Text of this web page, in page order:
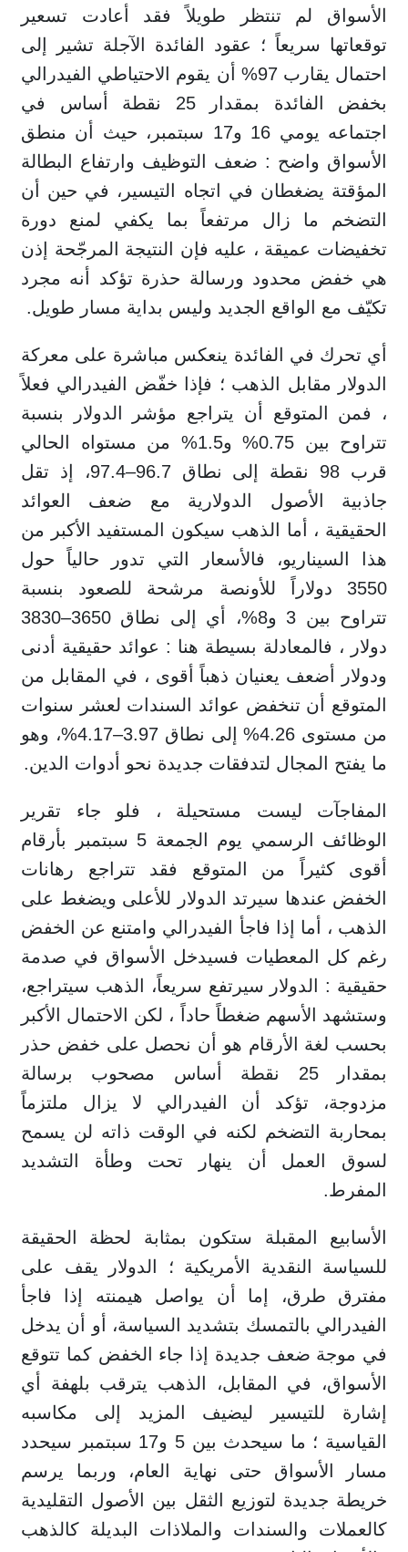
الأسواق لم تنتظر طويلاً فقد أعادت تسعير
توقعاتها سريعاً ؛ عقود الفائدة الآجلة تشير إلى
احتمال يقارب 97% أن يقوم الاحتياطي الفيدرالي
بخفض الفائدة بمقدار 25 نقطة أساس في
اجتماعه يومي 16 و17 سبتمبر، حيث أن منطق
الأسواق واضح : ضعف التوظيف وارتفاع البطالة
المؤقتة يضغطان في اتجاه التيسير، في حين أن
التضخم ما زال مرتفعاً بما يكفي لمنع دورة
تخفيضات عميقة ، عليه فإن النتيجة المرجّحة إذن
هي خفض محدود ورسالة حذرة تؤكد أنه مجرد
تكيّف مع الواقع الجديد وليس بداية مسار طويل.
أي تحرك في الفائدة ينعكس مباشرة على معركة
الدولار مقابل الذهب ؛ فإذا خفّض الفيدرالي فعلاً
، فمن المتوقع أن يتراجع مؤشر الدولار بنسبة
تتراوح بين 0.75% و1.5% من مستواه الحالي
قرب 98 نقطة إلى نطاق 96.7–97.4، إذ تقل
جاذبية الأصول الدولارية مع ضعف العوائد
الحقيقية ، أما الذهب سيكون المستفيد الأكبر من
هذا السيناريو، فالأسعار التي تدور حالياً حول
3550 دولاراً للأونصة مرشحة للصعود بنسبة
تتراوح بين 3 و8%، أي إلى نطاق 3650–3830
دولار ، فالمعادلة بسيطة هنا : عوائد حقيقية أدنى
ودولار أضعف يعنيان ذهباً أقوى ، في المقابل من
المتوقع أن تنخفض عوائد السندات لعشر سنوات
من مستوى 4.26% إلى نطاق 3.97–4.17%، وهو
ما يفتح المجال لتدفقات جديدة نحو أدوات الدين.
المفاجآت ليست مستحيلة ، فلو جاء تقرير
الوظائف الرسمي يوم الجمعة 5 سبتمبر بأرقام
أقوى كثيراً من المتوقع فقد تتراجع رهانات
الخفض عندها سيرتد الدولار للأعلى ويضغط على
الذهب ، أما إذا فاجأ الفيدرالي وامتنع عن الخفض
رغم كل المعطيات فسيدخل الأسواق في صدمة
حقيقية : الدولار سيرتفع سريعاً، الذهب سيتراجع،
وستشهد الأسهم ضغطاً حاداً ، لكن الاحتمال الأكبر
بحسب لغة الأرقام هو أن نحصل على خفض حذر
بمقدار 25 نقطة أساس مصحوب برسالة
مزدوجة، تؤكد أن الفيدرالي لا يزال ملتزماً
بمحاربة التضخم لكنه في الوقت ذاته لن يسمح
لسوق العمل أن ينهار تحت وطأة التشديد
المفرط.
الأسابيع المقبلة ستكون بمثابة لحظة الحقيقة
للسياسة النقدية الأمريكية ؛ الدولار يقف على
مفترق طرق، إما أن يواصل هيمنته إذا فاجأ
الفيدرالي بالتمسك بتشديد السياسة، أو أن يدخل
في موجة ضعف جديدة إذا جاء الخفض كما تتوقع
الأسواق، في المقابل، الذهب يترقب بلهفة أي
إشارة للتيسير ليضيف المزيد إلى مكاسبه
القياسية ؛ ما سيحدث بين 5 و17 سبتمبر سيحدد
مسار الأسواق حتى نهاية العام، وربما يرسم
خريطة جديدة لتوزيع الثقل بين الأصول التقليدية
كالعملات والسندات والملاذات البديلة كالذهب